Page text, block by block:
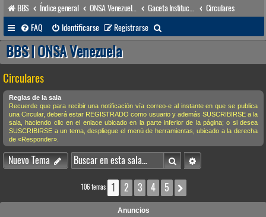
BBS Índice general ONSA Venezuela (acceso público)
Circulares
FAQ
Identificarse Registrarse
u
a
r
BBS | ONSA Venezuela
Circulares
Reglas de la sala
Recuerde que para recibir una notificación vía correo-e al instante en que se publica
una Circular, deberá estar REGISTRADO como usuario y además SUSCRIBIRSE a la
sala, haciendo clic en el enlace ubicado en la parte inferior de la página; o si desea
SUSCRIBIRSE a un tema, despliegue el menú de herramientas, ubicado a la derecha
de «Responder».
Nuevo Tema BuscarBúsqueda avanzada
106 temas 1 2 3 4 5
Anuncios